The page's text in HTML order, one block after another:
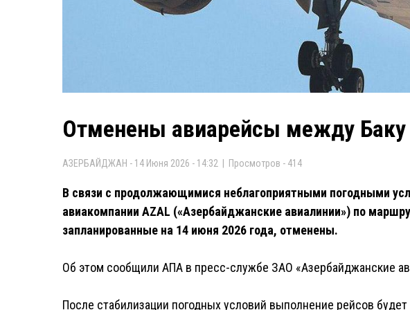
Отменены авиарейсы между
АЗЕРБАЙДЖАН - 14 Июня 2026 - 14:32 | Просмотров - 414
В связи с продолжающимися неблагоприятными погодными
авиакомпании AZAL («Азербайджанские авиалинии») по
запланированные на 14 июня 2026 года, отменены.
Об этом сообщили АПА в пресс-службе ЗАО «Азербайджанские
После стабилизации погодных условий выполнение рейсов